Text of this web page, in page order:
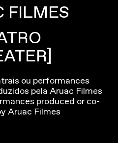
FILMES
ou performances
pela Aruac Filmes
produced or co-
Aruac Filmes